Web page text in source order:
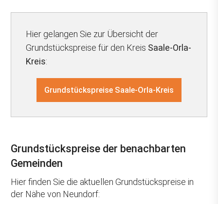
Hier gelangen Sie zur Übersicht der
Grundstückspreise für den Kreis Saale-Orla-
Kreis:
Grundstückspreise Saale-Orla-Kreis
Grundstückspreise der benachbarten
Gemeinden
Hier finden Sie die aktuellen Grundstückspreise in
der Nähe von Neundorf: